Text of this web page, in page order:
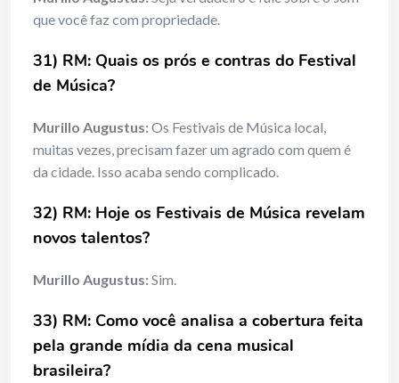
que você faz com propriedade.
31) RM: Quais os prós e contras do Festival
de Música?
Murillo Augustus:Os Festivais de Música local,
muitas vezes, precisam fazer um agrado com quem é
da cidade. Isso acaba sendo complicado.
32) RM: Hoje os Festivais de Música revelam
novos talentos?
Murillo Augustus:Sim.
33) RM: Como você analisa a cobertura feita
pela grande mídia da cena musical
brasileira?